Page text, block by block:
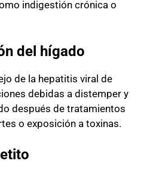
indigestión crónica o
del hígado
de la hepatitis viral de
debidas a distemper y
después de tratamientos
o exposición a toxinas.